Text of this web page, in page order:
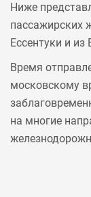
Ниже
пассажирских
Ессентуки и из
Время
московскому
на многие